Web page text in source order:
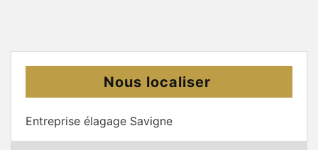
Nous localiser
Entreprise élagage Savigne